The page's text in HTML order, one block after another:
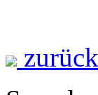
zurück